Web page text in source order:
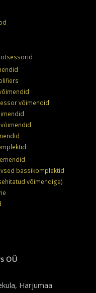
võimendid
bassikomplektid
võimendiga)
OÜ
Harjumaa